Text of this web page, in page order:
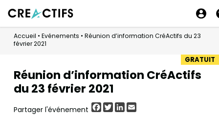
Accueil • Evénements • Réunion d’information CréActifs du 23
février 2021
Réunion d’information CréActifs
du 23 février 2021
Partager l'événement Facebook
TwitterLinkedIn
GRATUIT